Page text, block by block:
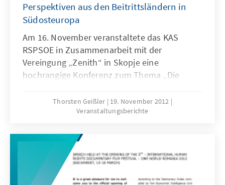
Perspektiven aus den Beitrittsländern in
Südosteuropa
Am 16. November veranstaltete das KAS
RSPSOE in Zusammenarbeit mit der
Vereingung „Zenith“ in Skopje eine
hochrangige Konferenz zum Thema „Die
Herausforderungen auf dem Weg in die
Europäische Union: Perspektiven aus den
Rahmen eine wissenschaftliche Studie zum
selben Thema vorgestellt wurde.
Eröffnungsrede von Thorsten Geissler, Leiter
der RSP SOE der KAS, ist hier unten verfügbar.
Thorsten Geißler
19. November 2012
Veranstaltungsberichte